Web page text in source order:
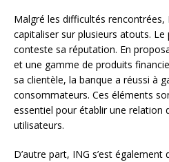
Malgré les difficultés rencontrées,
capitaliser sur plusieurs atouts. Le
conteste sa réputation. En
et une gamme de produits
sa clientèle, la banque a réussi à
consommateurs. Ces éléments
essentiel pour établir une relation
utilisateurs.
D’autre part, ING s’est